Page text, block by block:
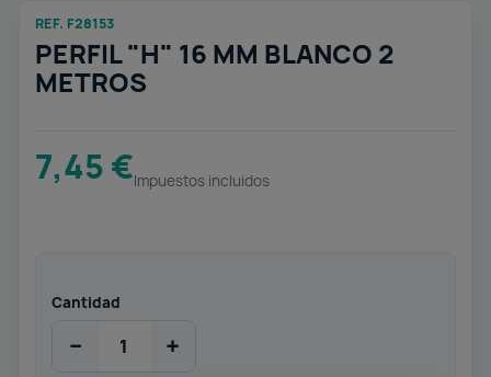
REF. F28153
PERFIL "H" 16 MM BLANCO 2
METROS
7,45 €Impuestos incluidos
Cantidad
− +